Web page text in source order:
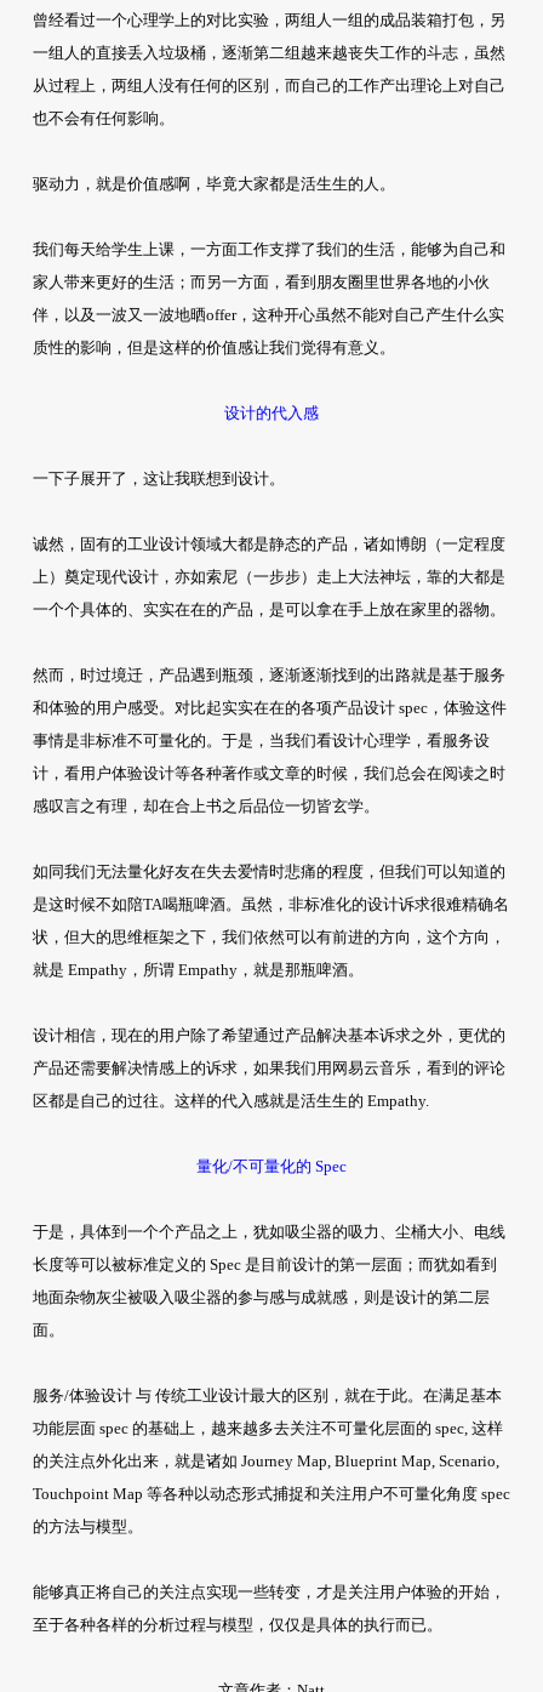
曾经看过一个心理学上的对比实验，两组人一组的成品装箱打包，另
一组人的直接丢入垃圾桶，逐渐第二组越来越丧失工作的斗志，虽然
从过程上，两组人没有任何的区别，而自己的工作产出理论上对自己
也不会有任何影响。
驱动力，就是价值感啊，毕竟大家都是活生生的人。
我们每天给学生上课，一方面工作支撑了我们的生活，能够为自己和
家人带来更好的生活；而另一方面，看到朋友圈里世界各地的小伙
伴，以及一波又一波地晒offer，这种开心虽然不能对自己产生什么实
质性的影响，但是这样的价值感让我们觉得有意义。
设计的代入感
一下子展开了，这让我联想到设计。
诚然，固有的工业设计领域大都是静态的产品，诸如博朗（一定程度
上）奠定现代设计，亦如索尼（一步步）走上大法神坛，靠的大都是
一个个具体的、实实在在的产品，是可以拿在手上放在家里的器物。
然而，时过境迁，产品遇到瓶颈，逐渐逐渐找到的出路就是基于服务
和体验的用户感受。对比起实实在在的各项产品设计 spec，体验这件
事情是非标准不可量化的。于是，当我们看设计心理学，看服务设
计，看用户体验设计等各种著作或文章的时候，我们总会在阅读之时
感叹言之有理，却在合上书之后品位一切皆玄学。
如同我们无法量化好友在失去爱情时悲痛的程度，但我们可以知道的
是这时候不如陪TA喝瓶啤酒。虽然，非标准化的设计诉求很难精确名
状，但大的思维框架之下，我们依然可以有前进的方向，这个方向，
就是 Empathy，所谓 Empathy，就是那瓶啤酒。
设计相信，现在的用户除了希望通过产品解决基本诉求之外，更优的
产品还需要解决情感上的诉求，如果我们用网易云音乐，看到的评论
区都是自己的过往。这样的代入感就是活生生的 Empathy.
量化/不可量化的 Spec
于是，具体到一个个产品之上，犹如吸尘器的吸力、尘桶大小、电线
长度等可以被标准定义的 Spec 是目前设计的第一层面；而犹如看到
地面杂物灰尘被吸入吸尘器的参与感与成就感，则是设计的第二层
面。
服务/体验设计 与 传统工业设计最大的区别，就在于此。在满足基本
功能层面 spec 的基础上，越来越多去关注不可量化层面的 spec, 这样
的关注点外化出来，就是诸如 Journey Map, Blueprint Map, Scenario,
Touchpoint Map 等各种以动态形式捕捉和关注用户不可量化角度 spec
的方法与模型。
能够真正将自己的关注点实现一些转变，才是关注用户体验的开始，
至于各种各样的分析过程与模型，仅仅是具体的执行而已。